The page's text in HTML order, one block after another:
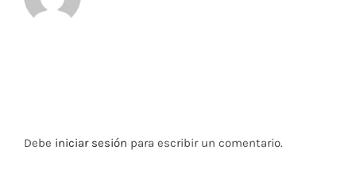
Debe iniciar sesión para escribir un comentario.